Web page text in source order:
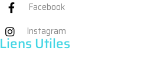
Facebook
Instagram
Liens Utiles